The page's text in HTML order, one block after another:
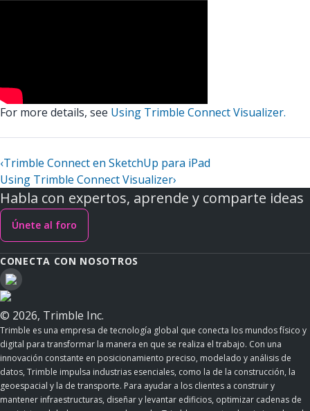
For more details, see Using Trimble Connect Visualizer.
‹Trimble Connect en SketchUp para iPad
Using Trimble Connect Visualizer›
Habla con expertos, aprende y comparte ideas
Únete al foro
CONECTA CON NOSOTROS
© 2026, Trimble Inc.
Trimble es una empresa de tecnología global que conecta los mundos físico y
digital para transformar la manera en que se realiza el trabajo. Con una
innovación constante en posicionamiento preciso, modelado y análisis de
datos, Trimble impulsa industrias esenciales, como la de la construcción, la
geoespacial y la de transporte. Para ayudar a los clientes a construir y
mantener infraestructuras, diseñar y levantar edificios, optimizar cadenas de